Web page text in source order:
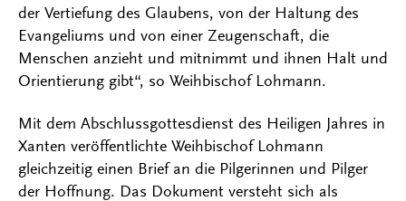
der Vertiefung des Glaubens, von der Haltung des
Evangeliums und von einer Zeugenschaft, die
Menschen anzieht und mitnimmt und ihnen Halt und
Orientierung gibt“, so Weihbischof Lohmann.
Mit dem Abschlussgottesdienst des Heiligen Jahres in
Xanten veröffentlichte Weihbischof Lohmann
gleichzeitig einen Brief an die Pilgerinnen und Pilger
der Hoffnung. Das Dokument versteht sich als